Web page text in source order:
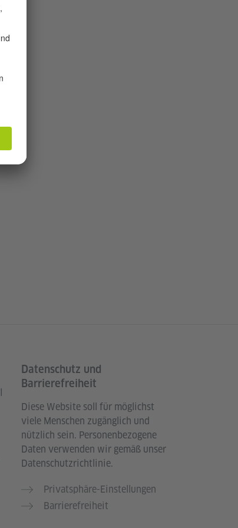
Datenschutz und
Barrierefreiheit
Diese Website soll für möglichst
viele Menschen zugänglich und
nützlich sein. Personenbezogene
Daten verwenden wir gemäß unser
Datenschutzrichtlinie.
Privatsphäre-Einstellungen
Barrierefreiheit